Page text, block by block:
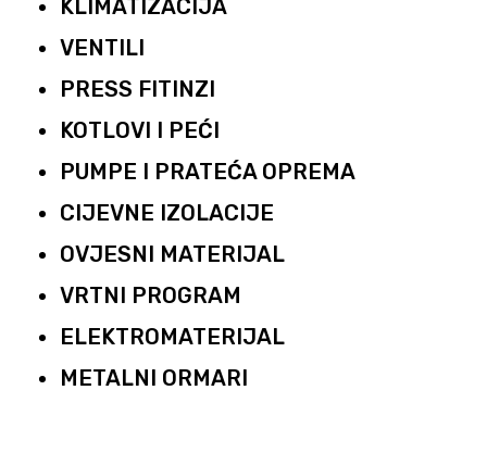
KLIMATIZACIJA
VENTILI
PRESS FITINZI
KOTLOVI I PEĆI
PUMPE I PRATEĆA OPREMA
CIJEVNE IZOLACIJE
OVJESNI MATERIJAL
VRTNI PROGRAM
ELEKTROMATERIJAL
METALNI ORMARI